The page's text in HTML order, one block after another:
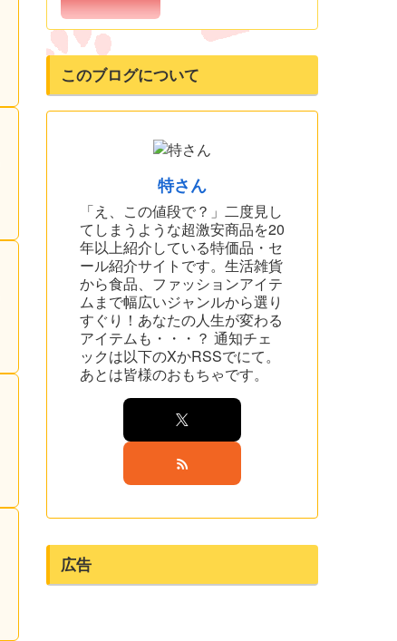
このブログについて
特さん
「え、この値段で？」二度見し
てしまうような超激安商品を20
年以上紹介している特価品・セ
ール紹介サイトです。生活雑貨
から食品、ファッションアイテ
ムまで幅広いジャンルから選り
すぐり！あなたの人生が変わる
アイテムも・・・？ 通知チェ
ックは以下のXかRSSでにて。
あとは皆様のおもちゃです。
広告